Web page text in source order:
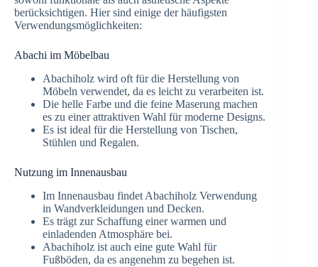
berücksichtigen. Hier sind einige der häufigsten
Verwendungsmöglichkeiten:
Abachi im Möbelbau
Abachiholz wird oft für die Herstellung von
Möbeln verwendet, da es leicht zu verarbeiten ist.
Die helle Farbe und die feine Maserung machen
es zu einer attraktiven Wahl für moderne Designs.
Es ist ideal für die Herstellung von Tischen,
Stühlen und Regalen.
Nutzung im Innenausbau
Im Innenausbau findet Abachiholz Verwendung
in Wandverkleidungen und Decken.
Es trägt zur Schaffung einer warmen und
einladenden Atmosphäre bei.
Abachiholz ist auch eine gute Wahl für
Fußböden, da es angenehm zu begehen ist.